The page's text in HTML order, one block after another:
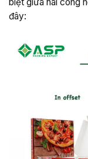
biệt giữa hai công
đây: